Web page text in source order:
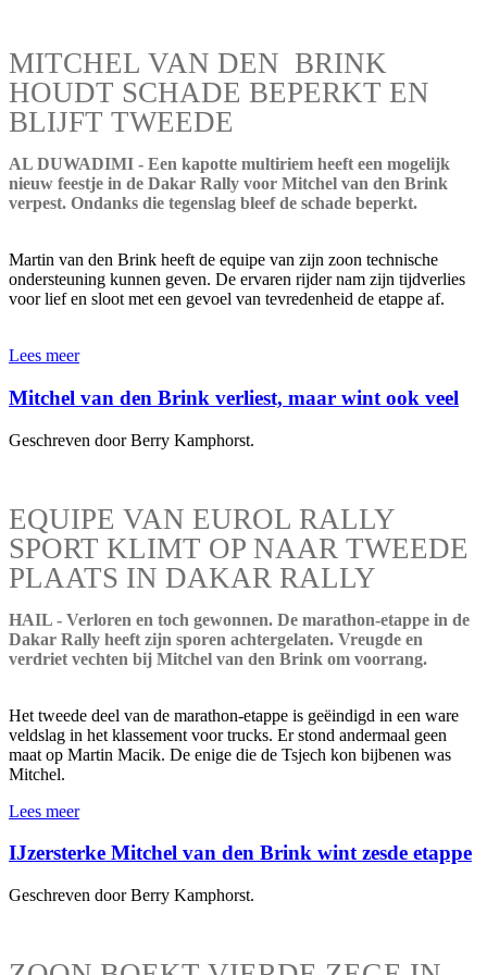
MITCHEL VAN DEN BRINK
HOUDT SCHADE BEPERKT EN
BLIJFT TWEEDE
AL DUWADIMI - Een kapotte multiriem heeft een mogelijk
nieuw feestje in de Dakar Rally voor Mitchel van den Brink
verpest. Ondanks die tegenslag bleef de schade beperkt.
Martin van den Brink heeft de equipe van zijn zoon technische
ondersteuning kunnen geven. De ervaren rijder nam zijn tijdverlies
voor lief en sloot met een gevoel van tevredenheid de etappe af.
Lees meer
Mitchel van den Brink verliest, maar wint ook veel
Geschreven door Berry Kamphorst.
EQUIPE VAN EUROL RALLY
SPORT KLIMT OP NAAR TWEEDE
PLAATS IN DAKAR RALLY
HAIL - Verloren en toch gewonnen. De marathon-etappe in de
Dakar Rally heeft zijn sporen achtergelaten. Vreugde en
verdriet vechten bij Mitchel van den Brink om voorrang.
Het tweede deel van de marathon-etappe is geëindigd in een ware
veldslag in het klassement voor trucks. Er stond andermaal geen
maat op Martin Macik. De enige die de Tsjech kon bijbenen was
Mitchel.
Lees meer
IJzersterke Mitchel van den Brink wint zesde etappe
Geschreven door Berry Kamphorst.